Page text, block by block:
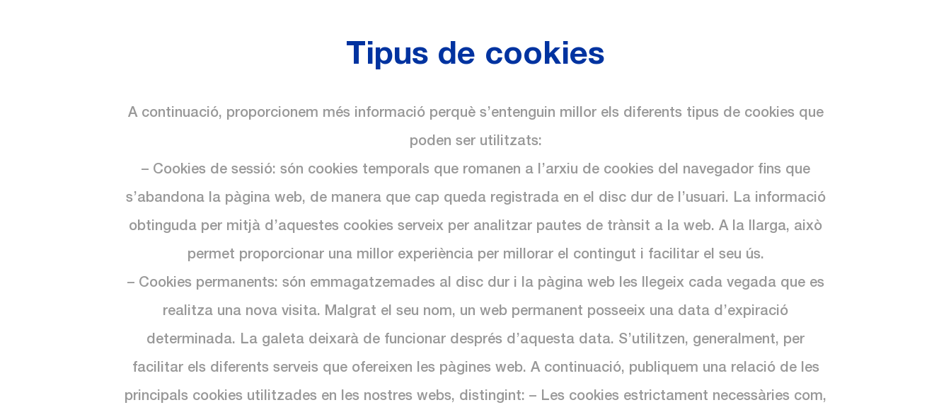
Tipus de cookies
A continuació, proporcionem més informació perquè s’entenguin millor els diferents tipus de cookies que
poden ser utilitzats:
– Cookies de sessió: són cookies temporals que romanen a l’arxiu de cookies del navegador fins que
s’abandona la pàgina web, de manera que cap queda registrada en el disc dur de l’usuari. La informació
obtinguda per mitjà d’aquestes cookies serveix per analitzar pautes de trànsit a la web. A la llarga, això
permet proporcionar una millor experiència per millorar el contingut i facilitar el seu ús.
– Cookies permanents: són emmagatzemades al disc dur i la pàgina web les llegeix cada vegada que es
realitza una nova visita. Malgrat el seu nom, un web permanent posseeix una data d’expiració
determinada. La galeta deixarà de funcionar després d’aquesta data. S’utilitzen, generalment, per
facilitar els diferents serveis que ofereixen les pàgines web. A continuació, publiquem una relació de les
principals cookies utilitzades en les nostres webs, distingint: – Les cookies estrictament necessàries com,